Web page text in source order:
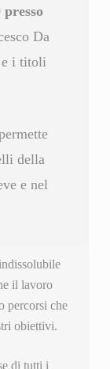
Da
e i titoli
della
e nel
il lavoro
percorsi che
obiettivi.
di tutti i